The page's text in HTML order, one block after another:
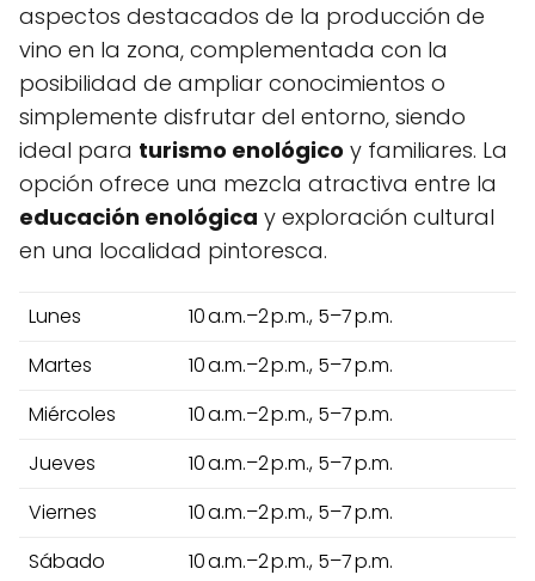
aspectos destacados de la producción de
vino en la zona, complementada con la
posibilidad de ampliar conocimientos o
simplemente disfrutar del entorno, siendo
ideal para turismo enológico y familiares. La
opción ofrece una mezcla atractiva entre la
educación enológica y exploración cultural
en una localidad pintoresca.
Lunes
10 a.m.–2 p.m., 5–7 p.m.
Martes
10 a.m.–2 p.m., 5–7 p.m.
Miércoles
10 a.m.–2 p.m., 5–7 p.m.
Jueves
10 a.m.–2 p.m., 5–7 p.m.
Viernes
10 a.m.–2 p.m., 5–7 p.m.
Sábado
10 a.m.–2 p.m., 5–7 p.m.